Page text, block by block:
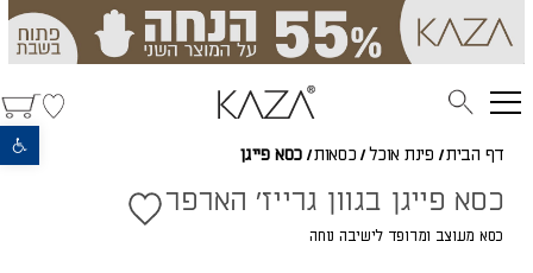
פתח סרגל נגישות
דף הבית/ פינת אוכל / כסאות/ כסא פייגן
כסא פייגן בגוון גרייז' הארפר
כסא מעוצב ומרופד לישיבה נוחה